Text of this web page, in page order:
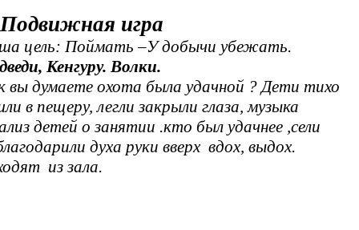
игра
цель: Поймать –У добычи убежать.
Кенгуру. Волки.
вы думаете охота была удачной ? Дети тихо
в пещеру, легли закрыли глаза, музыка
детей о занятии .кто был удачнее ,сели
духа руки вверх вдох, выдох.
из зала.